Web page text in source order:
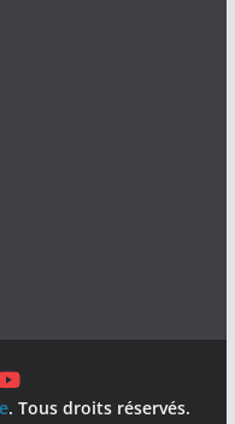
. Tous droits réservés.